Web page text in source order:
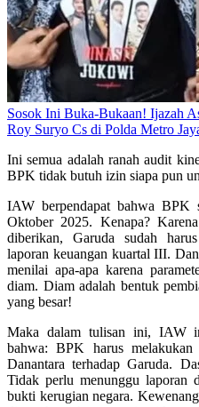
Sosok Ini Buka-Bukaan! Ijazah
Roy Suryo Cs di Polda Metro
Ini semua adalah ranah audit
BPK tidak butuh izin siapa pun
IAW berpendapat bahwa BPK
Oktober 2025. Kenapa?
diberikan, Garuda sudah
laporan keuangan kuartal III.
menilai apa-apa karena
diam. Diam adalah bentuk
yang besar!
Maka dalam tulisan ini, IAW
bahwa: BPK harus melakukan
Danantara terhadap Garuda.
Tidak perlu menunggu laporan
bukti kerugian negara.